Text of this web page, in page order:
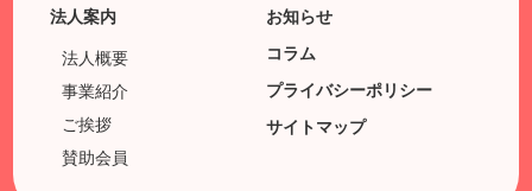
法人案内
法人概要
事業紹介
ご挨拶
賛助会員
お知らせ
コラム
プライバシーポリシー
サイトマップ